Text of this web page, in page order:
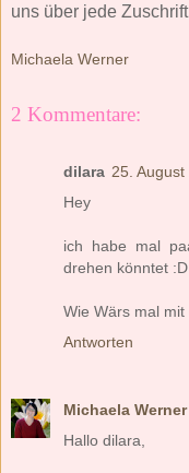
uns über jede
Michaela Werner
2 Kommentare:
dilara 25.
Hey
ich habe mal
drehen könntet :D
Wie Wärs mal
Antworten
Michaela Werner
Hallo dilara,